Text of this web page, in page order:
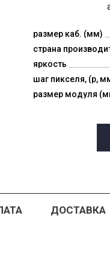
размер каб. (мм)
страна
яркость
шаг пикселя, (p,
размер модуля
ДОСТАВКА